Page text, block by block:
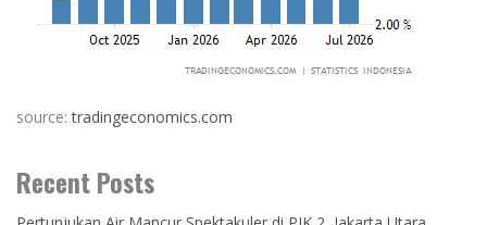
source:tradingeconomics.com
Recent Posts